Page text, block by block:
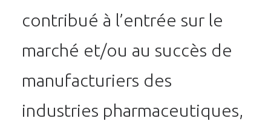
contribué à l’entrée sur le
marché et/ou au succès de
manufacturiers des
industries pharmaceutiques,